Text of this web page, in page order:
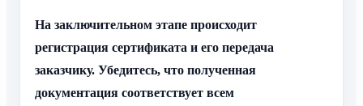
На заключительном этапе происходит
регистрация сертификата и его передача
заказчику. Убедитесь, что полученная
документация соответствует всем